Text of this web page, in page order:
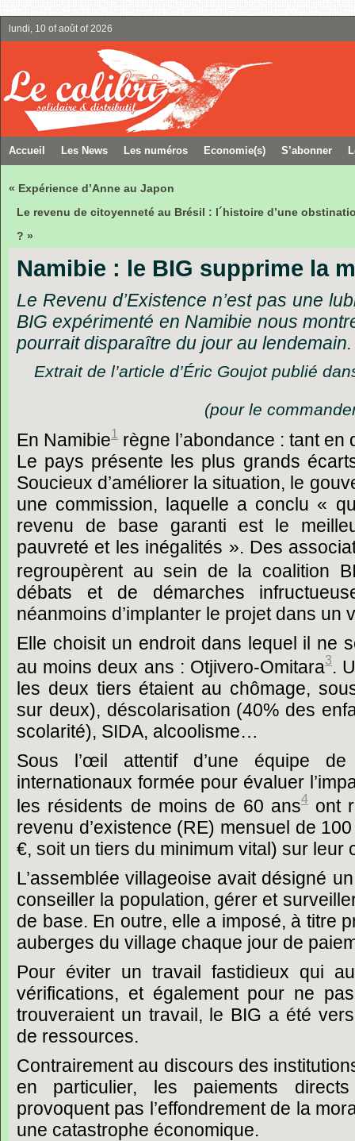
lundi, 10 of août of 2026
Accueil Les News Les numéros Economie(s) S’abonner
« Expérience d’Anne au Japon
Le revenu de citoyenneté au Brésil : l´histoire d’une
? »
Namibie : le BIG supprime la
Le Revenu d’Existence n’est pas une
BIG expérimenté en Namibie nous
pourrait disparaître du jour au lendemain.
Extrait de l’article d’Éric Goujot publié
(pour le
En Namibie1
règne l’abondance : tant en
Le pays présente les plus grands
Soucieux d’améliorer la situation, le
une commission, laquelle a conclu «
revenu de base garanti est le
pauvreté et les inégalités ». Des
regroupèrentau sein de la coalition
débats et de démarches
néanmoins d’implanter le projet dans un
Elle choisit un endroit dans lequel il ne
au moins deux ans : Otjivero-Omitara3.
les deux tiers étaient au chômage,
sur deux), déscolarisation (40% des
scolarité), SIDA, alcoolisme…
Sous l’œil attentif d’une équipe
internationaux formée pour évaluer
les résidents de moins de 60 ans4ont
revenu d’existence (RE) mensuel de
€, soit un tiers du minimum vital) sur leur
L’assemblée villageoise avait désigné
conseiller la population, gérer et
de base. En outre, elle a imposé, à titre
auberges du village chaque jour de
Pour éviter un travail fastidieux qui
vérifications, et également pour ne
trouveraient un travail, le BIG a été
de ressources.
Contrairement au discours des
en particulier, les paiements
provoquent pas l’effondrement de la
une catastrophe économique.